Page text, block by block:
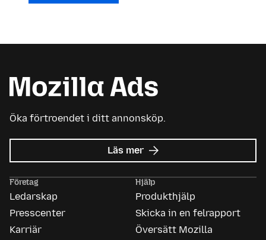
Öka förtroendet i ditt annonsköp.
Läs mer om
Mozilla
Företag
Ledarskap
Presscenter
Karriär
Hjälp
Produkthjälp
Skicka in en felrapport
Översätt Mozilla